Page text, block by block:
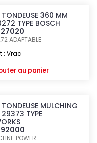
TONDEUSE 360 MM
TYPE BOSCH
ADAPTABLE
: Vrac
au panier
TONDEUSE MULCHING
TYPE
POWER